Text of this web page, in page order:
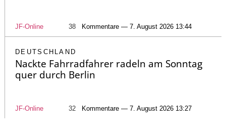
JF-Online 38 Kommentare — 7. August 2026 13:44
DEUTSCHLAND
Nackte Fahrradfahrer radeln am Sonntag
quer durch Berlin
JF-Online 32 Kommentare — 7. August 2026 13:27